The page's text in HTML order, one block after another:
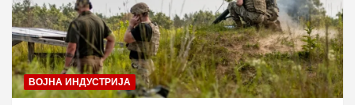
ВОЈНА ИНДУСТРИЈА